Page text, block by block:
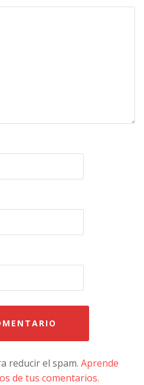
reducir el spam.Aprende
de tus comentarios.